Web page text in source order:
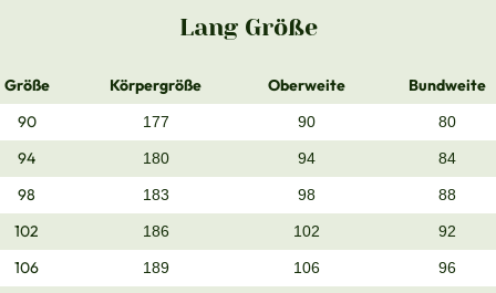
Lang Größe
Größe Körpergröße Oberweite
Bundweite
90
177 90 80
94 180 94 84
98 183 98 88
102 186 102 92
106 189 106 96